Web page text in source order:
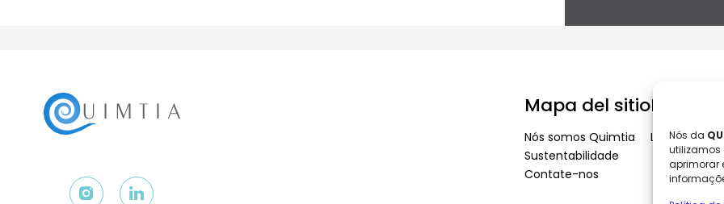
Nós da
utilizamos
aprimorar
Mapa del sitio
Nós somos Quimtia
Sustentabilidade
Contate-nos
Link de
LGPD